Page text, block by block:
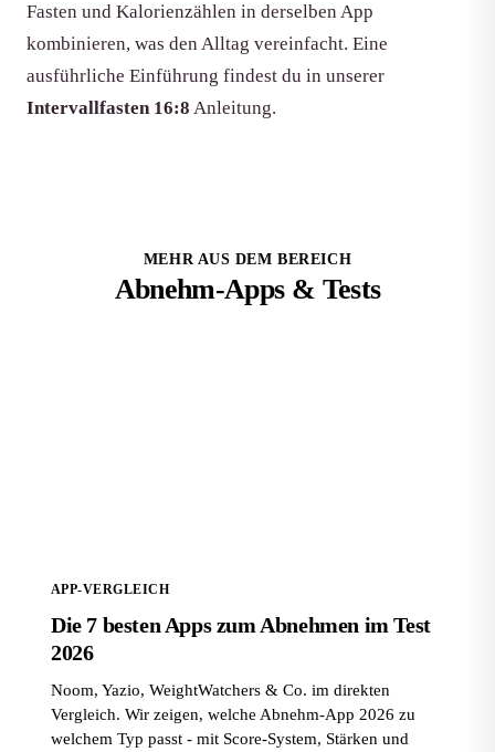
Fasten und Kalorienzählen in derselben App
kombinieren, was den Alltag vereinfacht. Eine
ausführliche Einführung findest du in unserer
Intervallfasten 16:8 Anleitung.
MEHR AUS DEM BEREICH
Abnehm-Apps & Tests
APP-VERGLEICH
Die 7 besten Apps zum Abnehmen im Test
2026
Noom, Yazio, WeightWatchers & Co. im direkten
Vergleich. Wir zeigen, welche Abnehm-App 2026 zu
welchem Typ passt - mit Score-System, Stärken und